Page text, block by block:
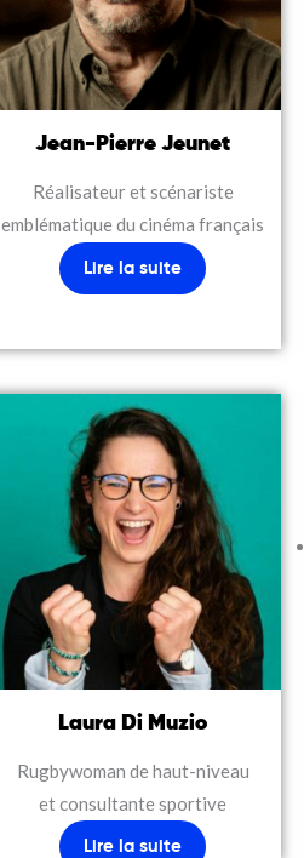
Jean-Pierre Jeunet
Réalisateur et scénariste
emblématique du cinéma français
Lire la suite
Laura Di Muzio
Rugbywoman de haut-niveau
et consultante sportive
Lire la suite